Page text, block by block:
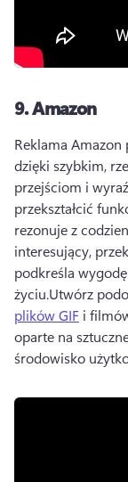
9.Amazon
Reklama
dzięki szybkim,
przejściom i
przekształcić
rezonuje z
interesujący,
podkreśla
życiu.Utwórz
plików GIF i
oparte na
środowisko